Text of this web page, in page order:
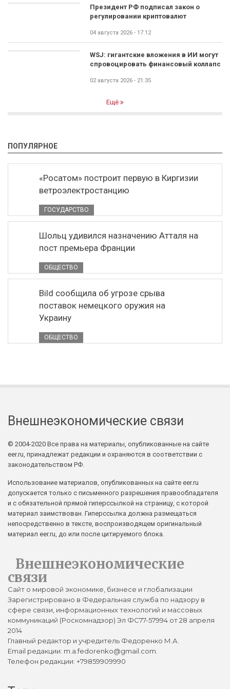
Президент РФ подписал закон о
регулировании криптовалют
04 августа 2026 - 17:12
WSJ: гигантские вложения в ИИ могут
спровоцировать финансовый коллапс
02 августа 2026 - 21:35
Ещё
ПОПУЛЯРНОЕ
«Росатом» построит первую в Киргизии
ветроэлектростанцию
ГОСУДАРСТВО
Шольц удивился назначению Атталя на
пост премьера Франции
ОБЩЕСТВО
Bild сообщила об угрозе срыва
поставок немецкого оружия на
Украину
ОБЩЕСТВО
Внешнеэкономические связи
© 2004-2020 Все права на материалы, опубликованные на сайте
eer.ru, принадлежат редакции и охраняются в соответствии с
законодательством РФ.
Использование материалов, опубликованных на сайте eer.ru
допускается только с письменного разрешения правообладателя
и с обязательной прямой гиперссылкой на страницу, с которой
материал заимствован. Гиперссылка должна размещаться
непосредственно в тексте, воспроизводящем оригинальный
материал eer.ru, до или после цитируемого блока.
Внешнеэкономические
связи
Сайт о мировой экономике, бизнесе и глобализации
Зарегистрировано в Федеральная служба по надзору в
сфере связи, информационных технологий и массовых
коммуникаций (Роскомнадзор) Эл ФС77-57994 от 28 апреля
2014
Главный редактор и учредитель Федоренко М.А.
Email редакции: m.a.fedorenko@gmail.com.
Телефон редакции: +79859909990